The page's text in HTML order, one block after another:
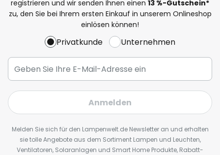
registrieren und wir senden Ihnen einen 13 %-Gutschein*
zu, den Sie bei Ihrem ersten Einkauf in unserem Onlineshop
einlösen können!
Privatkunde Unternehmen
Anmelden
Melden Sie sich für den Lampenwelt.de Newsletter an und erhalten
sie tolle Angebote aus dem Sortiment Lampen und Leuchten,
Ventilatoren, Solaranlagen und Smart Home Produkte, Rabatt-